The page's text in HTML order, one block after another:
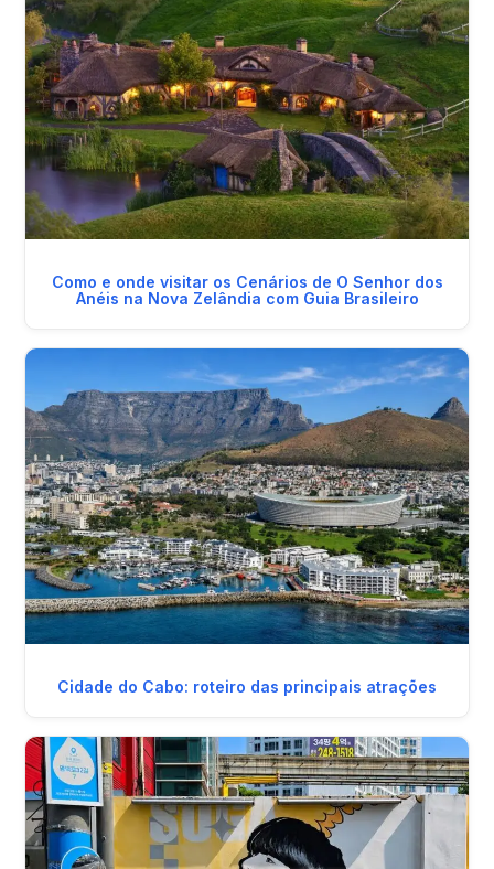
Como e onde visitar os Cenários de O Senhor dos
Anéis na Nova Zelândia com Guia Brasileiro
Cidade do Cabo: roteiro das principais atrações